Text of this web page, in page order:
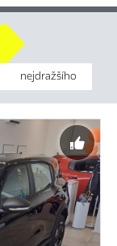
nejdražšího